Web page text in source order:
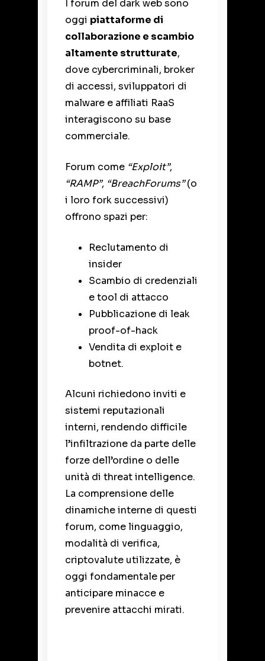
I forum del dark web sono
oggi piattaforme di
collaborazione e scambio
altamente strutturate,
dove cybercriminali, broker
di accessi, sviluppatori di
malware e affiliati RaaS
interagiscono su base
commerciale.
Forum come “Exploit”,
“RAMP”, “BreachForums”(o
i loro fork successivi)
offrono spazi per:
Reclutamento di
insider
Scambio di credenziali
e tool di attacco
Pubblicazione di leak
proof-of-hack
Vendita di exploit e
botnet.
Alcuni richiedono inviti e
sistemi reputazionali
interni, rendendo difficile
l’infiltrazione da parte delle
forze dell’ordine o delle
unità di threat intelligence.
La comprensione delle
dinamiche interne di questi
forum, come linguaggio,
modalità di verifica,
criptovalute utilizzate, è
oggi fondamentale per
anticipare minacce e
prevenire attacchi mirati.